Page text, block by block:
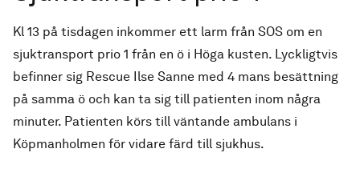
Kl 13 på tisdagen inkommer ett larm från SOS om en
sjuktransport prio 1 från en ö i Höga kusten. Lyckligtvis
befinner sig Rescue Ilse Sanne med 4 mans besättning
på samma ö och kan ta sig till patienten inom några
minuter. Patienten körs till väntande ambulans i
Köpmanholmen för vidare färd till sjukhus.